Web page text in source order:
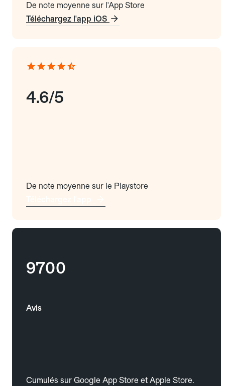
De note moyenne sur l'App Store
Téléchargez l'app iOS
4.6/5
De note moyenne sur le Playstore
9700
Avis
Cumulés sur Google App Store et Apple Store.